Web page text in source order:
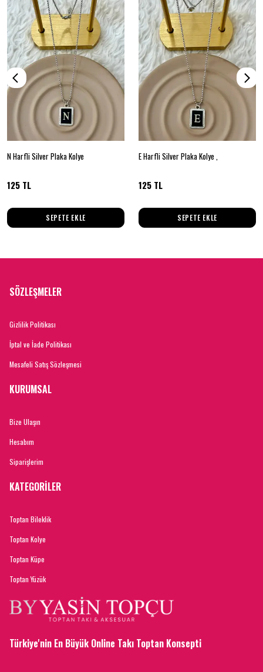
N Harfli Silver Plaka Kolye
125 TL
SEPETE EKLE
E Harfli Silver Plaka Kolye ,
125 TL
SEPETE EKLE
SÖZLEŞMELER
Gizlilik Politikası
İptal ve İade Politikası
Mesafeli Satış Sözleşmesi
KURUMSAL
Bize Ulaşın
Hesabım
Siparişlerim
KATEGORİLER
Toptan Bileklik
Toptan Kolye
Toptan Küpe
Toptan Yüzük
Türkiye'nin En Büyük Online Takı Toptan Konsepti